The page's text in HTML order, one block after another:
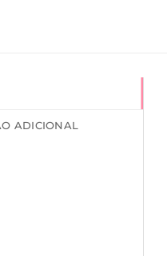
ADICIONAL